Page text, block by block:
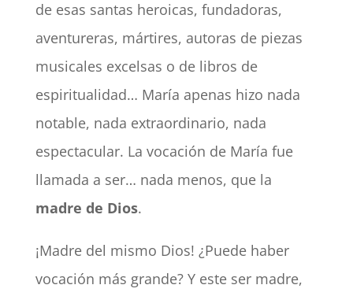
de esas santas heroicas, fundadoras,
aventureras, mártires, autoras de piezas
musicales excelsas o de libros de
espiritualidad… María apenas hizo nada
notable, nada extraordinario, nada
espectacular. La vocación de María fue
llamada a ser… nada menos, que la
madre de Dios.
¡Madre del mismo Dios! ¿Puede haber
vocación más grande? Y este ser madre,